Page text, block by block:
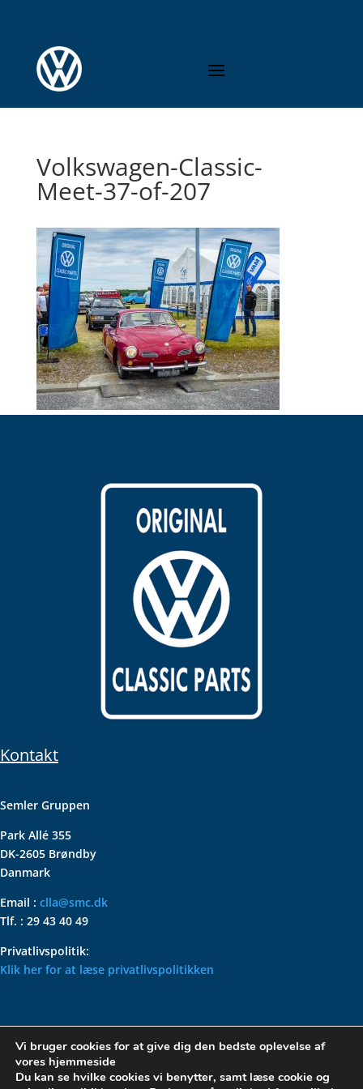
Volkswagen-Classic-
Meet-37-of-207
Kontakt
Semler Gruppen
Park Allé 355
DK-2605 Brøndby
Danmark
Email : clla@smc.dk
Tlf. : 29 43 40 49
Privatlivspolitik:
Klik her for at læse privatlivspolitikken
VOLKSWAGEN CLASSIC
PARTS – HOLDER DIN
KLASSISKE VOLKSWAGEN I
Vi bruger cookies for at give dig den bedste oplevelse af
vores hjemmeside
Du kan se hvilke cookies vi benytter, samt læse cookie og